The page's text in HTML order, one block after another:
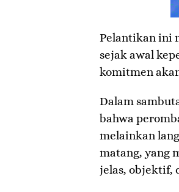
​Pelantikan ini
sejak awal
komitmen
Dalam
bahwa
melainkan
matang, yang
jelas, objektif,